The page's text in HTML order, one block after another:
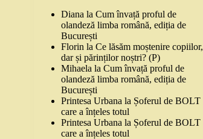
Diana laCum învață proful de
olandeză limba română, ediția de
București
Florin laCe lăsăm moștenire copiilor,
dar și părinților noștri? (P)
Mihaela laCum învață proful de
olandeză limba română, ediția de
București
Printesa Urbana la Șoferul de BOLT
care a înțeles totul
Printesa Urbana la Șoferul de BOLT
care a înțeles totul